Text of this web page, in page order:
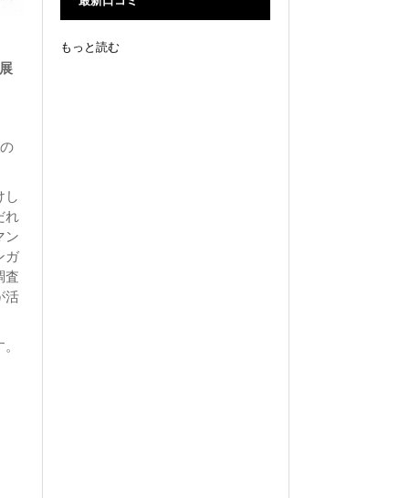
し
れ
ン
ガ
査
活
もっと読む